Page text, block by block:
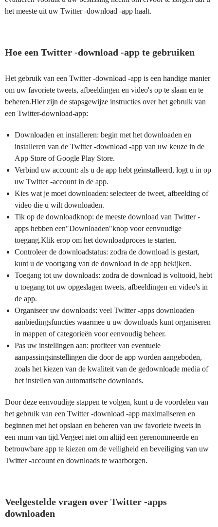
het meeste uit uw Twitter -download -app haalt.
Hoe een Twitter -download -app te gebruiken
Het gebruik van een Twitter -download -app is een handige manier
om uw favoriete tweets, afbeeldingen en video's op te slaan en te
beheren.Hier zijn de stapsgewijze instructies over het gebruik van
een Twitter-download-app:
Downloaden en installeren: begin met het downloaden en
installeren van de Twitter -download -app van uw keuze in de
App Store of Google Play Store.
Verbind uw account: als u de app hebt geïnstalleerd, logt u in op
uw Twitter -account in de app.
Kies wat je moet downloaden: selecteer de tweet, afbeelding of
video die u wilt downloaden.
Tik op de downloadknop: de meeste download van Twitter -
apps hebben een"Downloaden"knop voor eenvoudige
toegang.Klik erop om het downloadproces te starten.
Controleer de downloadstatus: zodra de download is gestart,
kunt u de voortgang van de download in de app bekijken.
Toegang tot uw downloads: zodra de download is voltooid, hebt
u toegang tot uw opgeslagen tweets, afbeeldingen en video's in
de app.
Organiseer uw downloads: veel Twitter -apps downloaden
aanbiedingsfuncties waarmee u uw downloads kunt organiseren
in mappen of categorieën voor eenvoudig beheer.
Pas uw instellingen aan: profiteer van eventuele
aanpassingsinstellingen die door de app worden aangeboden,
zoals het kiezen van de kwaliteit van de gedownloade media of
het instellen van automatische downloads.
Door deze eenvoudige stappen te volgen, kunt u de voordelen van
het gebruik van een Twitter -download -app maximaliseren en
beginnen met het opslaan en beheren van uw favoriete tweets in
een mum van tijd.Vergeet niet om altijd een gerenommeerde en
betrouwbare app te kiezen om de veiligheid en beveiliging van uw
Twitter -account en downloads te waarborgen.
Veelgestelde vragen over Twitter -apps
downloaden